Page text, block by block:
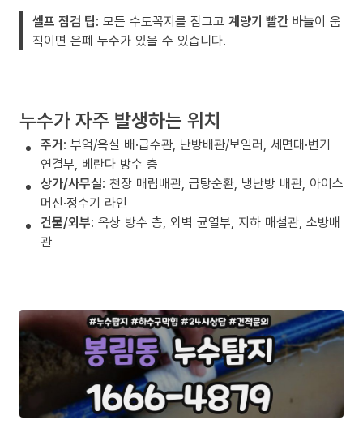
셀프 점검 팁: 모든 수도꼭지를 잠그고 계량기 빨간 바늘이 움
직이면 은폐 누수가 있을 수 있습니다.
누수가 자주 발생하는 위치
주거: 부엌/욕실 배·급수관, 난방배관/보일러, 세면대·변기
연결부, 베란다 방수 층
상가/사무실: 천장 매립배관, 급탕순환, 냉난방 배관, 아이스
머신·정수기 라인
건물/외부: 옥상 방수 층, 외벽 균열부, 지하 매설관, 소방배
관